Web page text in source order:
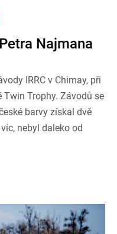
Najmana
IRRC v Chimay, při
Twin Trophy. Závodů se
barvy získal dvě
nebyl daleko od